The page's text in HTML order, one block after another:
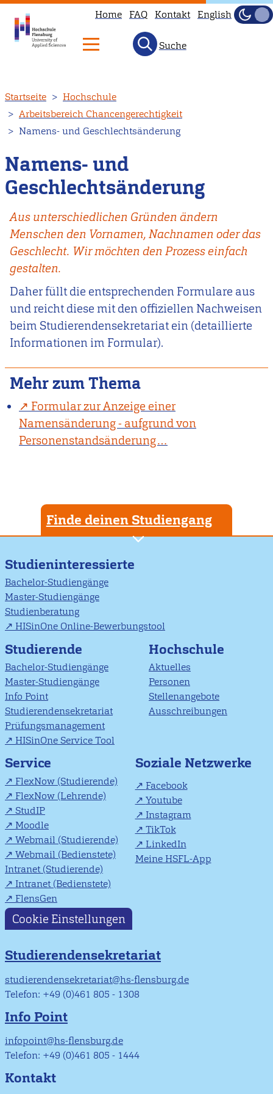
zum
Inhalt
Home FAQ Kontakt English
Hell
Suche
Startseite
Hochschule
Arbeitsbereich Chancengerechtigkeit
Namens- und Geschlechtsänderung
Namens- und
Geschlechtsänderung
Aus unterschiedlichen Gründen ändern
Menschen den Vornamen, Nachnamen oder das
Geschlecht. Wir möchten den Prozess einfach
gestalten.
Daher füllt die entsprechenden Formulare aus
und reicht diese mit den offiziellen Nachweisen
beim Studierendensekretariat ein (detaillierte
Informationen im Formular).
Mehr zum Thema
Formular zur Anzeige einer
Namensänderung - aufgrund von
Personenstandsänderung…
Finde deinen Studiengang
Studieninteressierte
Bachelor-Studiengänge
Master-Studiengänge
Studienberatung
HISinOne Online-Bewerbungstool
Studierende
Bachelor-Studiengänge
Master-Studiengänge
Info Point
Studierendensekretariat
Prüfungsmanagement
HISinOne Service Tool
Hochschule
Aktuelles
Personen
Stellenangebote
Ausschreibungen
Service
FlexNow (Studierende)
FlexNow (Lehrende)
StudIP
Moodle
Webmail (Studierende)
Webmail (Bedienstete)
Intranet (Studierende)
Intranet (Bedienstete)
FlensGen
Soziale Netzwerke
Facebook
Youtube
Instagram
TikTok
LinkedIn
Meine HSFL-App
Cookie Einstellungen
Studierendensekretariat
studierendensekretariat@hs-flensburg.de
Telefon: +49 (0)461 805 - 1308
Info Point
infopoint@hs-flensburg.de
Telefon: +49 (0)461 805 - 1444
Kontakt